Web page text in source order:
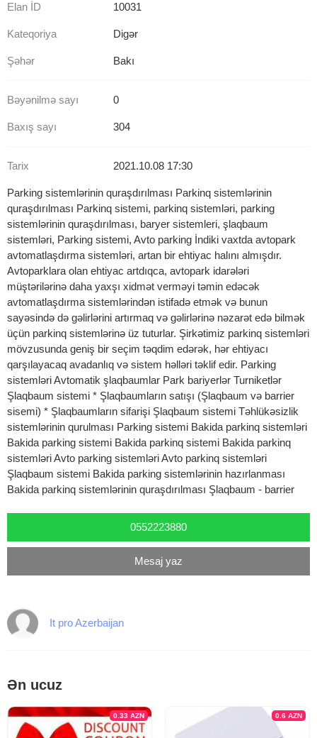
Elan İD 10031
Kateqoriya Digər
Şəhər Bakı
Bəyənilmə sayı 0
Baxış sayı 304
Tarix 2021.10.08 17:30
Parking sistemlərinin quraşdırılması Parkinq sistemlərinin
quraşdırılması Parkinq sistemi, parkinq sistemləri, parking
sistemlərinin quraşdırılması, baryer sistemleri, şlaqbaum
sistemləri, Parking sistemi, Avto parking İndiki vaxtda avtopark
avtomatlaşdırma sistemləri, artan bir ehtiyac halını almışdır.
Avtoparklara olan ehtiyac artdıqca, avtopark idarələri
müştərilərinə daha yaxşı xidmət verməyi təmin edəcək
avtomatlaşdırma sistemlərindən istifadə etmək və bunun
sayəsində də gəlirlərini artırmaq və gəlirlərinə nəzarət edə bilmək
üçün parkinq sistemlərinə üz tuturlar. Şirkətimiz parkinq sistemləri
mövzusunda geniş bir seçim təqdim edərək, hər ehtiyacı
qarşılayacaq avadanlıq və sistem həlləri təklif edir. Parking
sistemləri Avtomatik şlaqbaumlar Park bariyerlər Turniketlər
Şlaqbaum sistemi * Şlaqbaumların satışı (Şlaqbaum və barrier
sisemi) * Şlaqbaumların sifarişi Şlaqbaum sistemi Təhlükəsizlik
sistemlərinin qurulması Parking sistemi Bakida parkinq sistemləri
Bakida parking sistemi Bakida parkinq sistemi Bakida parkinq
sistemləri Avto parking sistemləri Avto parkinq sistemləri
Şlaqbaum sistemi Bakida parking sistemlərinin hazırlanması
Bakida parkinq sistemlərinin quraşdırılması Şlaqbaum - barrier
0552223880
Mesaj yaz
It pro Azerbaijan
Ən ucuz
0.33AZN 0.6 AZN